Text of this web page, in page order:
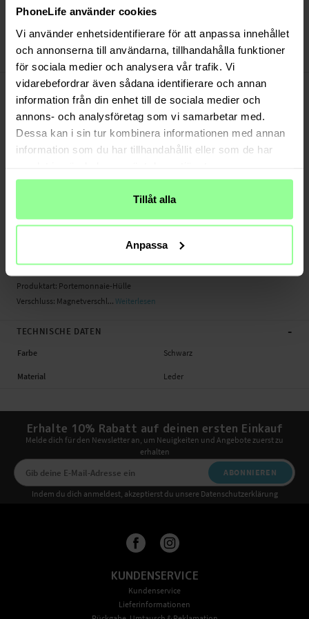
PhoneLife använder cookies
Vi använder enhetsidentifierare för att anpassa innehållet
och annonserna till användarna, tillhandahålla funktioner
för sociala medier och analysera vår trafik. Vi
vidarebefordrar även sådana identifierare och annan
information från din enhet till de sociala medier och
annons- och analysföretag som vi samarbetar med.
Dessa kan i sin tur kombinera informationen med annan
information som du har tillhandahållit eller som de har
Tillåt alla
Anpassa
Bezahle sicher via Klarna oder PayPal
30 Tage Rückgaberecht
Art number :50745 Mobique
PRODUKTBESCHREIBUNG
Diese stilechte Portemonnaie-Hülle aus Echtleder schützt dein Handy vor
unnötigen Gebrauchsspuren und Schäden. Dank der eingebauten
Standfunktion kannst du dir bequem Filme und Sportübertragungen ansehen.
Du bist unterwegs? Kein Problem! Diese Hülle bietet genug Platz für Karten und
- mit Fächern für Karten und Geldscheine
- Stilechte Hülle aus echtem Leder
Produktart: Portemonnaie-Hülle
Verschluss: Magnetverschl... Weiterlesen
TECHNISCHE DATEN -
Farbe Schwarz
Material Leder
Erhalte 10% Rabatt auf deinen ersten Einkauf
Melde dich für den Newsletter an, um Neuigkeiten und Angebote zuerst zu
erhalten
ABONNIEREN
Indem du dich anmeldest, akzeptierst du unsere Datenschutzerklärung
KUNDENSERVICE
Kundenservice
Lieferinformationen